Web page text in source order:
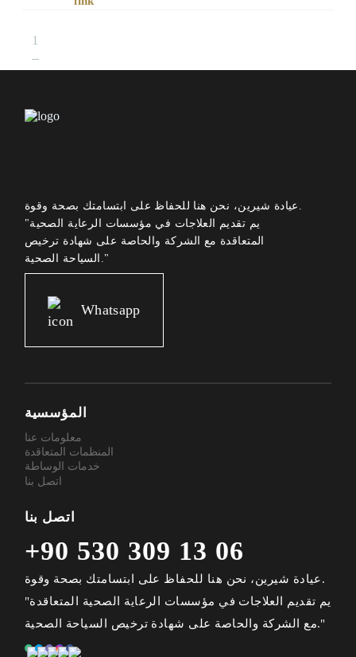
1
"يم تقديم العلاجات في مؤسسات الرعاية الصحية
المتعاقدة مع الشركة والحاصة على شهادة ترخيص
السياحة الصحية."
Whatsapp
المؤسسية
معلومات عنا
المنظمات المتعاقدة
خدمات الوساطة
اتصل بنا
اتصل بنا
+90 530 309 13 06
عيادة شيرين، نحن هنا للحفاظ على ابتسامتك بصحة وقوة.
"يم تقديم العلاجات في مؤسسات الرعاية الصحية المتعاقدة
مع الشركة والحاصة على شهادة ترخيص السياحة الصحية."